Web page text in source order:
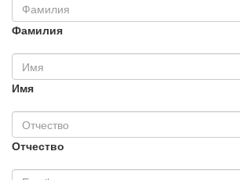
Фамилия
Имя
Отчество